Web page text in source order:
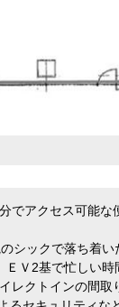
でアクセス可能な
シックで落ち着
Ｖ2基で忙しい時
レクトインの間